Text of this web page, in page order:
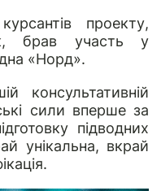
проекту,
брав участь у
«Норд».
консультативній
сили вперше за
підводних
унікальна, вкрай